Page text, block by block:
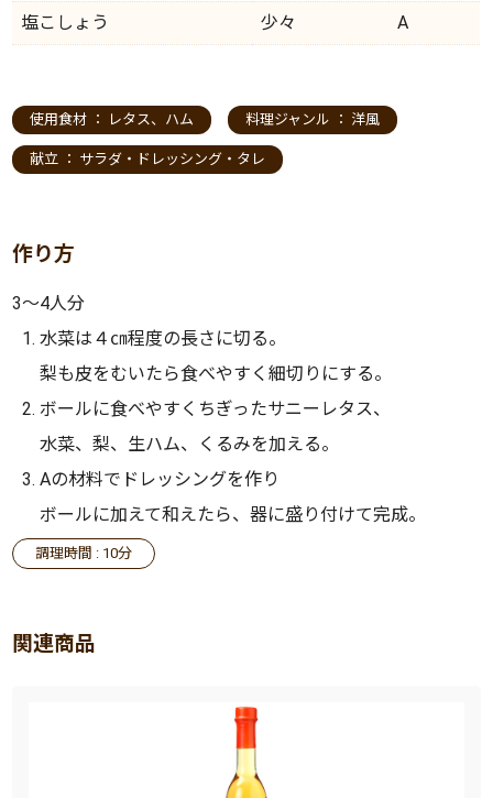
塩こしょう 少々 A
使用食材 ： レタス 、 ハム 料理ジャンル ： 洋風
献立 ： サラダ・ドレッシング・タレ
作り方
3〜4人分
水菜は４㎝程度の長さに切る。
梨も皮をむいたら食べやすく細切りにする。
ボールに食べやすくちぎったサニーレタス、
水菜、梨、生ハム、くるみを加える。
Aの材料でドレッシングを作り
ボールに加えて和えたら、器に盛り付けて完成。
調理時間 : 10分
関連商品